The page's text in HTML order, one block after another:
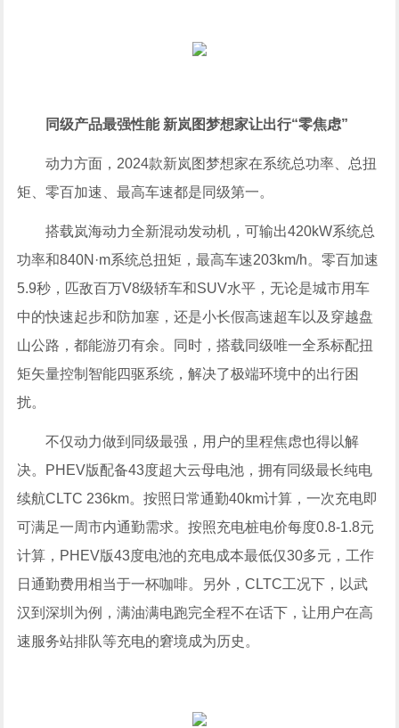
同级产品最强性能 新岚图梦想家让出行“零焦虑”
动力方面，2024款新岚图梦想家在系统总功率、总扭
矩、零百加速、最高车速都是同级第一。
搭载岚海动力全新混动发动机，可输出420kW系统总
功率和840N·m系统总扭矩，最高车速203km/h。零百加速
5.9秒，匹敌百万V8级轿车和SUV水平，无论是城市用车
中的快速起步和防加塞，还是小长假高速超车以及穿越盘
山公路，都能游刃有余。同时，搭载同级唯一全系标配扭
矩矢量控制智能四驱系统，解决了极端环境中的出行困
扰。
不仅动力做到同级最强，用户的里程焦虑也得以解
决。PHEV版配备43度超大云母电池，拥有同级最长纯电
续航CLTC 236km。按照日常通勤40km计算，一次充电即
可满足一周市内通勤需求。按照充电桩电价每度0.8-1.8元
计算，PHEV版43度电池的充电成本最低仅30多元，工作
日通勤费用相当于一杯咖啡。另外，CLTC工况下，以武
汉到深圳为例，满油满电跑完全程不在话下，让用户在高
速服务站排队等充电的窘境成为历史。